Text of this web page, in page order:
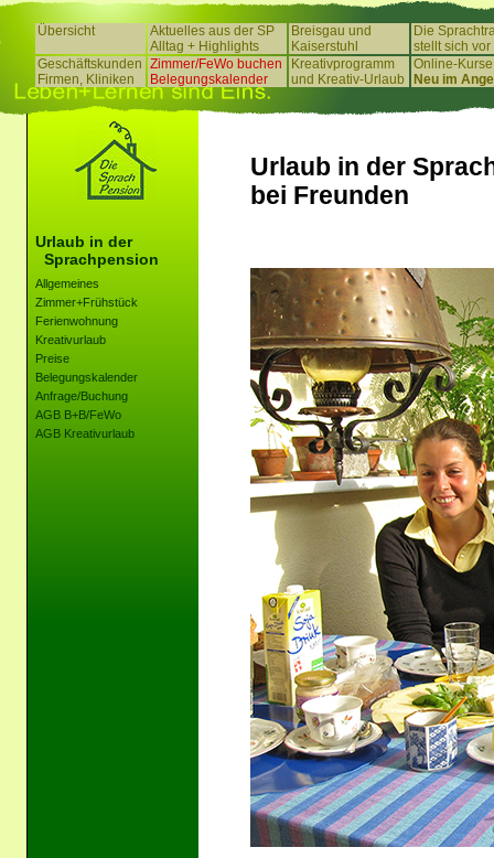
Übersicht
Aktuelles aus der SP
Alltag + Highlights
Breisgau und
Kaiserstuhl
Die
stellt sich vor
Geschäftskunden
Firmen, Kliniken
Zimmer/FeWo buchen
Belegungskalender
Kreativprogramm
und Kreativ-Urlaub
Online-Kurse
Neu im
Urlaub in der
Sprachpension
Allgemeines
Zimmer+Frühstück
Ferienwohnung
Kreativurlaub
Preise
Belegungskalender
Anfrage/Buchung
AGB B+B/FeWo
AGB Kreativurlaub
Urlaub in der
bei Freunden